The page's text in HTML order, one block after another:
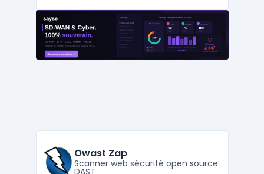
Linux, Exegol tire parti des conteneurs
Docker pour offrir une infrastructure légère,
Owast Zap
Scanner web sécurité open source
DAST